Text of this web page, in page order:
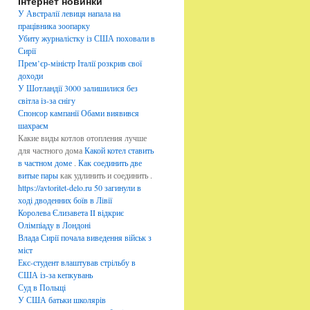
р
и
к
и
У Австралії левиця напала на
працівника зоопарку
Убиту журналістку із США поховали в
Сирії
Прем’єр-міністр Італії розкрив свої
доходи
У Шотландії 3000 залишилися без
світла із-за снігу
Спонсор кампанії Обами виявився
шахраєм
Какие виды котлов отопления лучше
для частного домаКакой котел ставить
в частном доме . Как соединить две
витые парыкак удлинить и соединить .
https://avtoritet-delo.ru 50 загинули в
ході дводенних боїв в Лівії
Королева Єлизавета II відкриє
Олімпіаду в Лондоні
Влада Сирії почала виведення військ з
міст
Екс-студент влаштував стрільбу в
США із-за кепкувань
Суд в Польщі
У США батьки школярів